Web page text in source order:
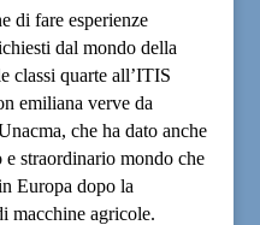
di fare esperienze
dal mondo della
classi quarte all’ITIS
emiliana verve da
che ha dato anche
straordinario mondo che
Europa dopo la
macchine agricole.